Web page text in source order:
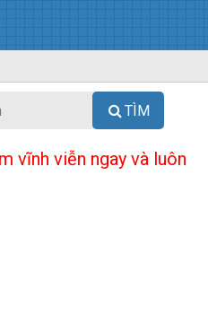
TÌM
vĩnh viễn ngay và luôn